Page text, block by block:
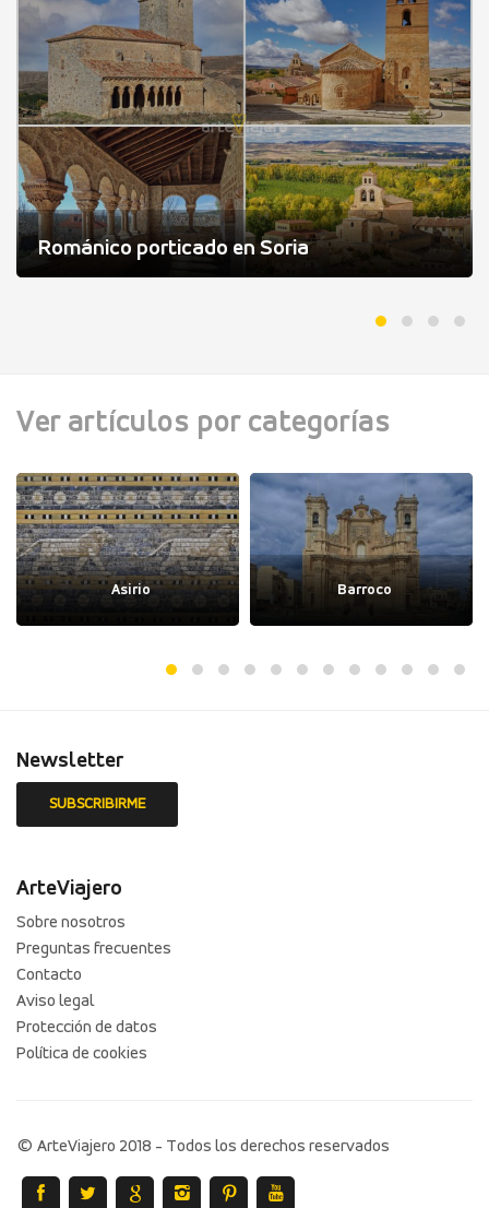
Románico porticado en Soria
Ver artículos por categorías
Asirio Barroco
Newsletter
ArteViajero
Sobre nosotros
Preguntas frecuentes
Contacto
Aviso legal
Protección de datos
Política de cookies
© ArteViajero 2018 - Todos los derechos reservados